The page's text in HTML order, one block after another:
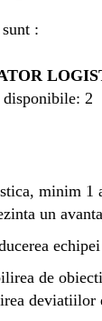
:
disponibile: 2
minim 1
un
de
deviatiilor